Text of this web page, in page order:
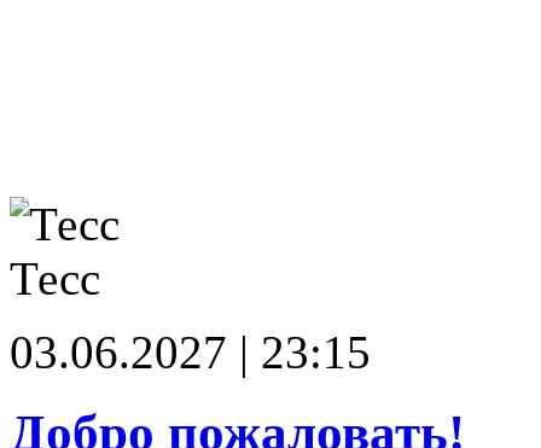
Тесс
03.06.2027 | 23:15
Добро пожаловать!